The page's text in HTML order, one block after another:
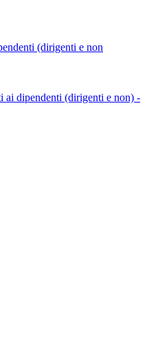
(dirigenti e non
ai dipendenti (dirigenti e non) -